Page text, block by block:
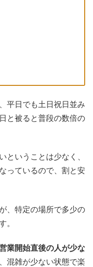
平日でも土日祝日並み
と被ると普段の数倍の
ということは少なく、
っているので、割と安
、特定の場所で多少の
。
業開始直後の人が少な
混雑が少ない状態で楽